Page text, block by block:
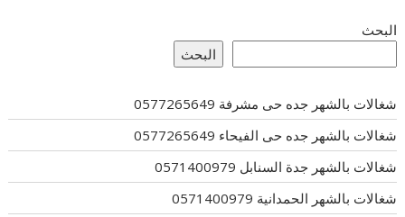
البحث
البحث
شغالات بالشهر جده حى مشرفة 0577265649
شغالات بالشهر جده حى الفيحاء 0577265649
شغالات بالشهر جدة السنابل 0571400979
شغالات بالشهر الحمدانية 0571400979